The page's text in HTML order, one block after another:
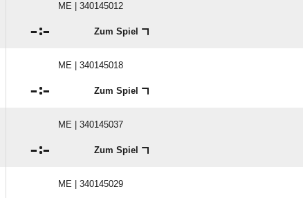
ME | 340145012
: Zum Spiel
ME | 340145018
: Zum Spiel
ME | 340145037
: Zum Spiel
ME | 340145029